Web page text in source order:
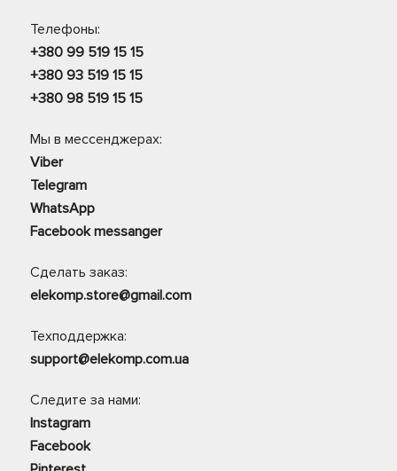
Телефоны:
+380 99 519 15 15
+380 93 519 15 15
+380 98 519 15 15
Мы в мессенджерах:
Viber
Telegram
WhatsApp
Facebook messanger
Сделать заказ:
elekomp.store@gmail.com
Техподдержка:
support@elekomp.com.ua
Следите за нами:
Instagram
Facebook